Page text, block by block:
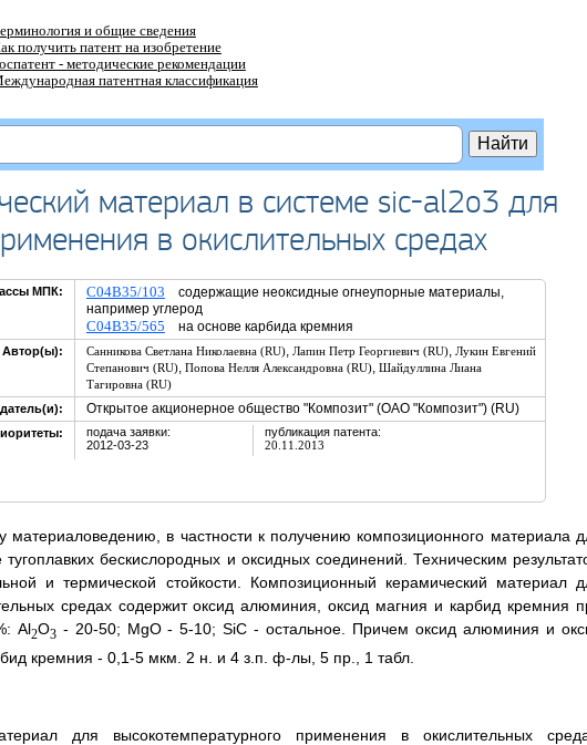
и общие сведения
получить патент на изобретение
- методические рекомендации
патентная классификация
материал в системе sic-al2o3 для
в окислительных средах
МПК: C04B35/103 содержащие неоксидные огнеупорные материалы,
например углерод
C04B35/565 на основе карбида кремния
Автор(ы): Санникова Светлана Николаевна (RU), Лапин Петр Георгиевич (RU), Лукин Евгений
Степанович (RU), Попова Нелля Александровна (RU), Шайдуллина Лиана
Тагировна (RU)
Открытое акционерное общество "Композит" (ОАО "Композит") (RU)
подача заявки:
2012-03-23
публикация патента:
20.11.2013
материаловедению, в частности к получению композиционного материала
бескислородных и оксидных соединений. Техническим
и термической стойкости. Композиционный керамический материал
средах содержит оксид алюминия, оксид магния и карбид кремния
Al2O3- 20-50; MgO - 5-10; SiC - остальное. Причем оксид алюминия и
кремния - 0,1-5 мкм. 2 н. и 4 з.п. ф-лы, 5 пр., 1 табл.
для высокотемпературного применения в окислительных